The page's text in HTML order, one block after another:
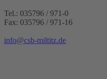
Tel.: 035796 / 971-0
Fax: 035796 / 971-16
info@csb-miltitz.de